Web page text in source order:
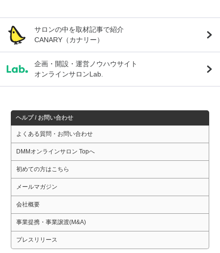
サロンの中を取材記事で紹介
CANARY（カナリー）
企画・開設・運営ノウハウサイト
オンラインサロンLab.
ヘルプ / お問い合わせ
よくある質問・お問い合わせ
DMMオンラインサロン Topへ
初めての方はこちら
メールマガジン
会社概要
事業提携・事業譲渡(M&A)
プレスリリース